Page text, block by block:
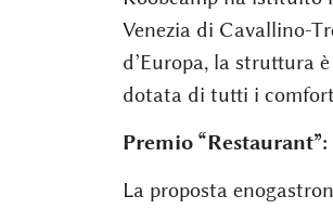
Venezia di Cavallino-
d’Europa, la struttura
dotata di tutti i
Premio
La proposta